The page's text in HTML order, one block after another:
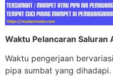
Waktu Pelancaran Saluran
Waktu pengerjaan
pipa sumbat yang